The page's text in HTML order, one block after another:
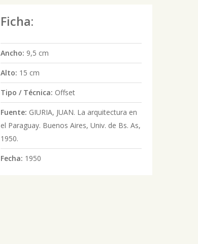
Ficha:
Ancho: 9,5 cm
Alto: 15 cm
Tipo / Técnica: Offset
Fuente: GIURIA, JUAN. La arquitectura en
el Paraguay. Buenos Aires, Univ. de Bs. As,
1950.
Fecha: 1950